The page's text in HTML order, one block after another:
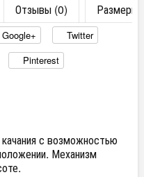
Отзывы (0) Размеры
Google+
Twitter
Pinterest
с возможностью
Механизм